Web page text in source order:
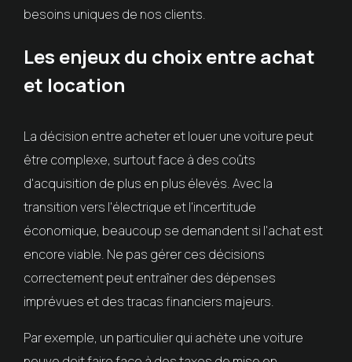
besoins uniques de nos clients.
Les enjeux du choix entre achat
et location
La décision entre acheter et louer une voiture peut
être complexe, surtout face à des coûts
d'acquisition de plus en plus élevés. Avec la
transition vers l'électrique et l'incertitude
économique, beaucoup se demandent si l'achat est
encore viable. Ne pas gérer ces décisions
correctement peut entraîner des dépenses
imprévues et des tracas financiers majeurs.
Par exemple, un particulier qui achète une voiture